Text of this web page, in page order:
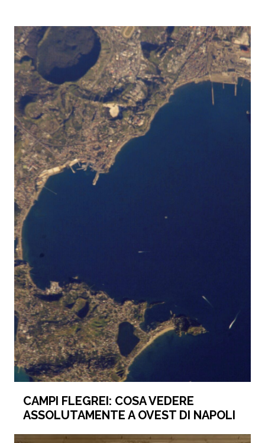
CAMPI FLEGREI: COSA VEDERE
ASSOLUTAMENTE A OVEST DI NAPOLI